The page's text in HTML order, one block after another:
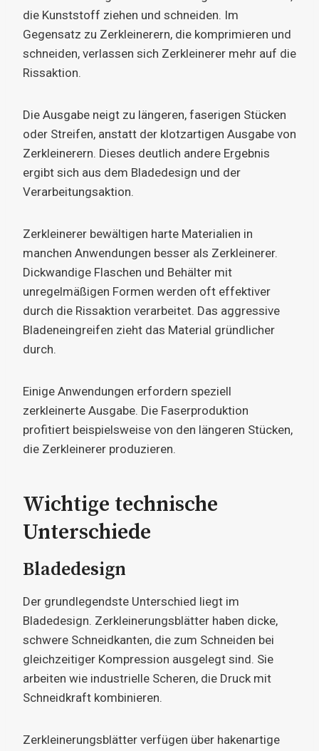
die Kunststoff ziehen und schneiden. Im
Gegensatz zu Zerkleinerern, die komprimieren und
schneiden, verlassen sich Zerkleinerer mehr auf die
Rissaktion.
Die Ausgabe neigt zu längeren, faserigen Stücken
oder Streifen, anstatt der klotzartigen Ausgabe von
Zerkleinerern. Dieses deutlich andere Ergebnis
ergibt sich aus dem Bladedesign und der
Verarbeitungsaktion.
Zerkleinerer bewältigen harte Materialien in
manchen Anwendungen besser als Zerkleinerer.
Dickwandige Flaschen und Behälter mit
unregelmäßigen Formen werden oft effektiver
durch die Rissaktion verarbeitet. Das aggressive
Bladeneingreifen zieht das Material gründlicher
durch.
Einige Anwendungen erfordern speziell
zerkleinerte Ausgabe. Die Faserproduktion
profitiert beispielsweise von den längeren Stücken,
die Zerkleinerer produzieren.
Wichtige technische
Unterschiede
Bladedesign
Der grundlegendste Unterschied liegt im
Bladedesign. Zerkleinerungsblätter haben dicke,
schwere Schneidkanten, die zum Schneiden bei
gleichzeitiger Kompression ausgelegt sind. Sie
arbeiten wie industrielle Scheren, die Druck mit
Schneidkraft kombinieren.
Zerkleinerungsblätter verfügen über hakenartige